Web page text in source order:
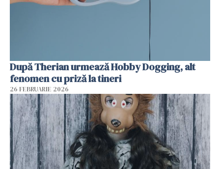
După Therian urmează Hobby Dogging, alt
fenomen cu priză la tineri
26 FEBRUARIE 2026